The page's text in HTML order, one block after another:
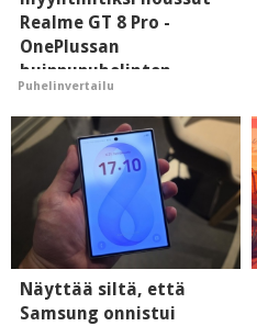
Realme GT 8 Pro -
OnePlussan
huippupuhelinten
"perillinen"
Puhelinvertailu
Näyttää siltä, että
Samsung onnistui